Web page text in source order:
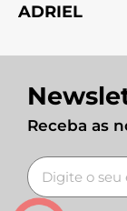
ADRIEL
Receba as